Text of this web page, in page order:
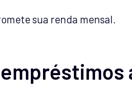
sua renda mensal.